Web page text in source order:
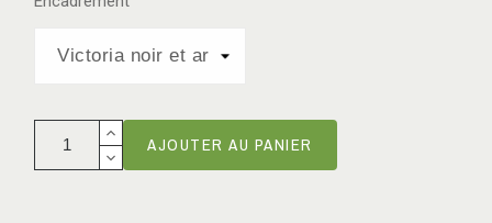
AJOUTER AU PANIER